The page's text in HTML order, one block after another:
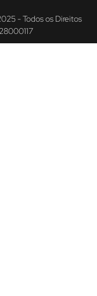
- Todos os Direitos